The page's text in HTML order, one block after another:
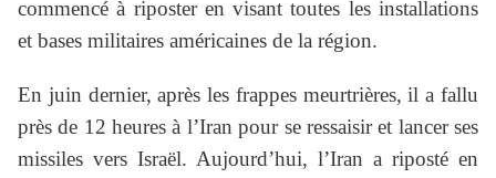
commencé à riposter en visant toutes les installations
et bases militaires américaines de la région.
En juin dernier, après les frappes meurtrières, il a fallu
près de 12 heures à l’Iran pour se ressaisir et lancer ses
missiles vers Israël. Aujourd’hui, l’Iran a riposté en